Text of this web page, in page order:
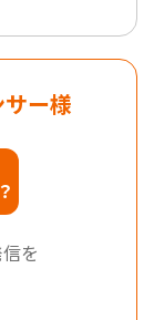
ー様
を